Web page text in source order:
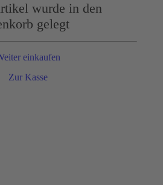
wurde in den
gelegt
Zur Kasse
einkaufen